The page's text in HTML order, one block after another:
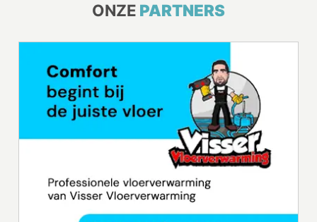
ONZE PARTNERS